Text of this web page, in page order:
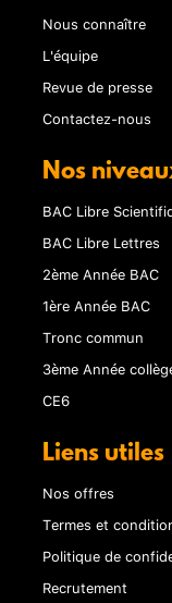
Nous connaître
L'équipe
Revue de presse
Contactez-nous
Nos
BAC Libre
BAC Libre Lettres
2ème Année BAC
1ère Année BAC
Tronc commun
3ème Année
CE6
Liens utiles
Nos offres
Termes et
Politique de
Recrutement